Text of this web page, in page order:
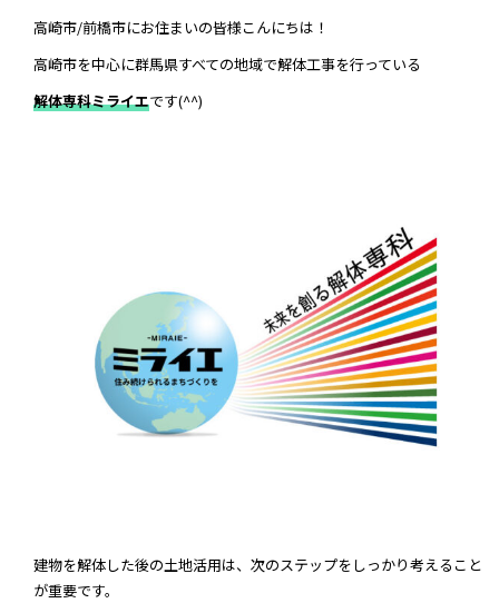
高崎市/前橋市にお住まいの皆様こんにちは！
高崎市を中心に群馬県すべての地域で解体工事を行っている
解体専科ミライエです(^^)
建物を解体した後の土地活用は、次のステップをしっかり考えること
が重要です。